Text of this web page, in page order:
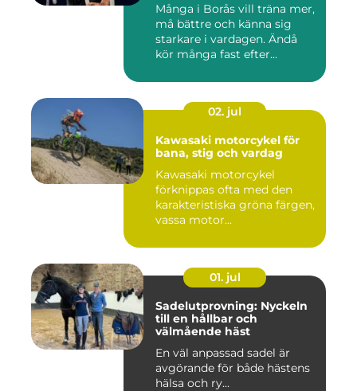
Många i Borås vill träna mer,
må bättre och känna sig
starkare i vardagen. Ändå
kör många fast efter...
02. jul
Kawasaki motorcykel för
bana, stig och vardag
Kawasaki motorcykel
förknippas ofta med den
karakteristiska gröna färgen,
vassa motor...
01. jul
Sadelutprovning: Nyckeln
till en hållbar och
välmående häst
En väl anpassad sadel är
avgörande för både hästens
hälsa och ry...